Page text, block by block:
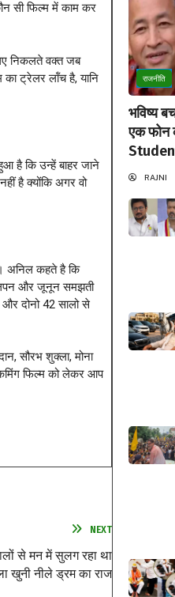
सी फिल्म में काम कर
निकलते वक्त जब
का ट्रेलर लॉंच है, यानि
है कि उन्हें बाहर जाने
है क्योंकि अगर वो
अनिल कहते है कि
और जूनून समझती
और दोनो 42 सालो से
सौरभ शुक्ला, मोना
फिल्म को लेकर आप
NEXT
से मन में सुलग रहा था
खुनी नीले ड्रम का राज
राजनीति
भविष्य
एक फोन
RAJNI